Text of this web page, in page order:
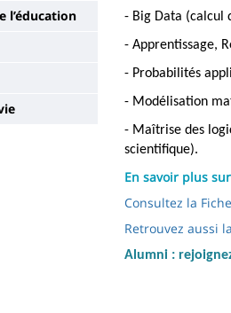
l’éducation
- Big Data (calcul
- Apprentissage,
- Probabilités
- Modélisation
- Maîtrise des
scientifique).
En savoir plus
Consultez la
Retrouvez aussi
Alumni :